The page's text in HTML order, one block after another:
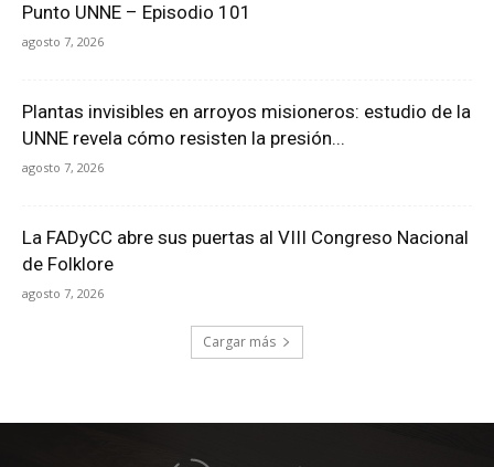
Punto UNNE – Episodio 101
agosto 7, 2026
Plantas invisibles en arroyos misioneros: estudio de la
UNNE revela cómo resisten la presión...
agosto 7, 2026
La FADyCC abre sus puertas al VIII Congreso Nacional
de Folklore
agosto 7, 2026
Cargar más